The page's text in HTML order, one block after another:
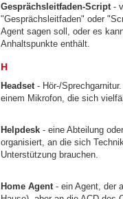
Gesprächsleitfaden-Script-
"Gesprächsleitfaden" oder
Agent sagen soll, oder es
Anhaltspunkte enthält.
H
Headset- Hör-/
einem Mikrofon, die sich
Helpdesk - eine Abteilung
organisiert, an die sich
Unterstützung brauchen.
Home Agent- ein Agent, der